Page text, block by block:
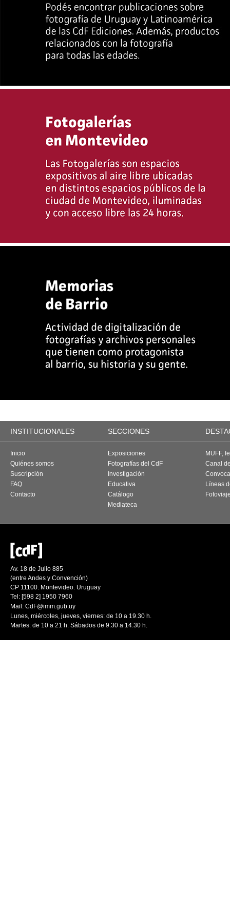
INSTITUCIONALES SECCIONES
Inicio
Quiénes somos
Suscripción
FAQ
Contacto
Exposiciones
Fotografías del CdF
Investigación
Educativa
Catálogo
Mediateca
MUFF,
Canal
Líneas
Av. 18 de Julio 885
(entre Andes y Convención)
CP 11100. Montevideo. Uruguay
Tel: [598 2] 1950 7960
Mail: CdF@imm.gub.uy
Lunes, miércoles, jueves, viernes: de 10 a 19.30 h.
Martes: de 10 a 21 h. Sábados de 9.30 a 14.30 h.